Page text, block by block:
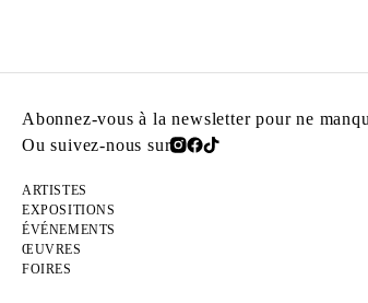
Abonnez-vous à la newsletter pour ne
Ou suivez-nous sur
ARTISTES
EXPOSITIONS
ÉVÉNEMENTS
ŒUVRES
FOIRES